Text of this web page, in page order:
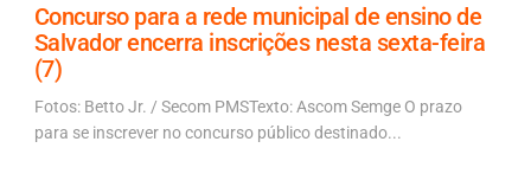
Concurso para a rede municipal de ensino de
Salvador encerra inscrições nesta sexta-feira
(7)
Fotos: Betto Jr. / Secom PMSTexto: Ascom Semge O prazo
para se inscrever no concurso público destinado...